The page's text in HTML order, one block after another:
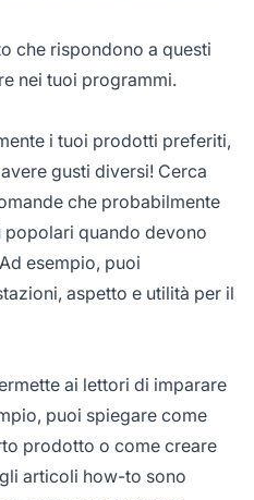
che rispondono a questi
nei tuoi programmi.
i tuoi prodotti preferiti,
gusti diversi! Cerca
che probabilmente
quando devono
esempio, puoi
aspetto e utilità per il
ai lettori di imparare
puoi spiegare come
prodotto o come creare
articoli how-to sono